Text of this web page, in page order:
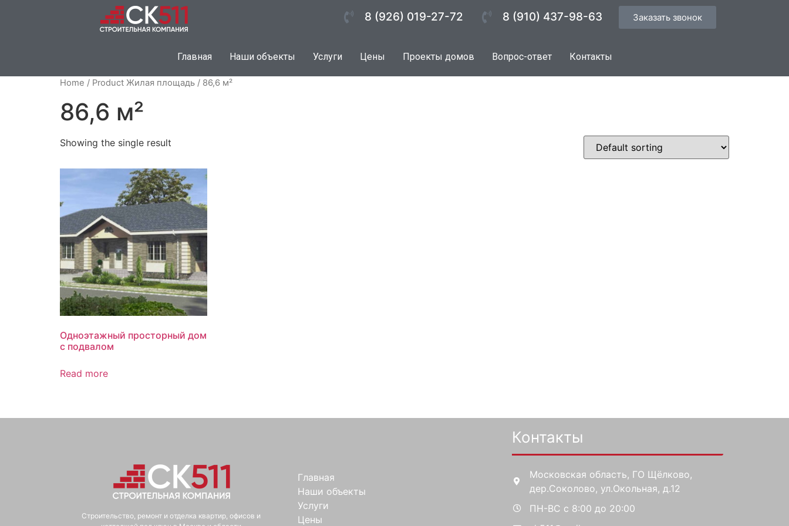
8 (926) 019-27-72 8 (910) 437-98-63 Заказать звонок
Главная Наши объекты Услуги Цены Проекты домов Вопрос-ответ Контакты
Home / Product Жилая площадь / 86,6 м²
86,6 м²
Showing the single result
Одноэтажный просторный дом
с подвалом
Read more
Строительство, ремонт и отделка квартир, офисов и
Главная
Наши объекты
Услуги
Цены
Контакты
Московская область, ГО Щёлково,
дер.Соколово, ул.Окольная, д.12
ПН-ВС с 8:00 до 20:00